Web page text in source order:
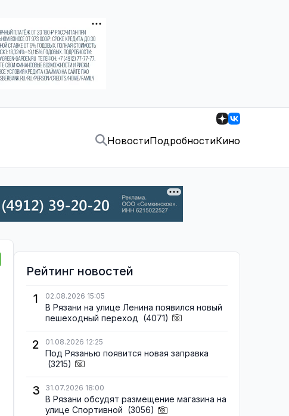
НовостиПодробностиКино
Рейтинг новостей
1
02.08.2026 15:05
В Рязани на улице Ленина появился новый
пешеходный переход (4071)
2 01.08.2026 12:25
Под Рязанью появится новая заправка
(3215)
3 31.07.2026 18:00
В Рязани обсудят размещение магазина на
улице Спортивной (3056)